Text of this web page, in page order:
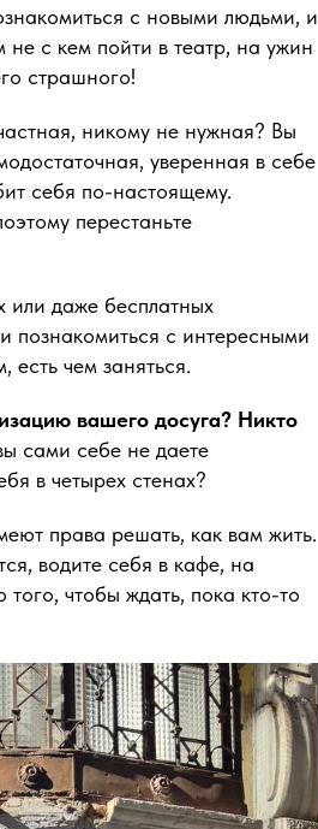
с новыми людьми, и
не с кем пойти в театр, на ужин
страшного!
никому не нужная? Вы
уверенная в себе
себя по-настоящему.
перестаньте
или даже бесплатных
познакомиться с интересными
чем заняться.
вашего досуга? Никто
сами себе не даете
в четырех стенах?
права решать, как вам жить.
водите себя в кафе, на
чтобы ждать, пока кто-то